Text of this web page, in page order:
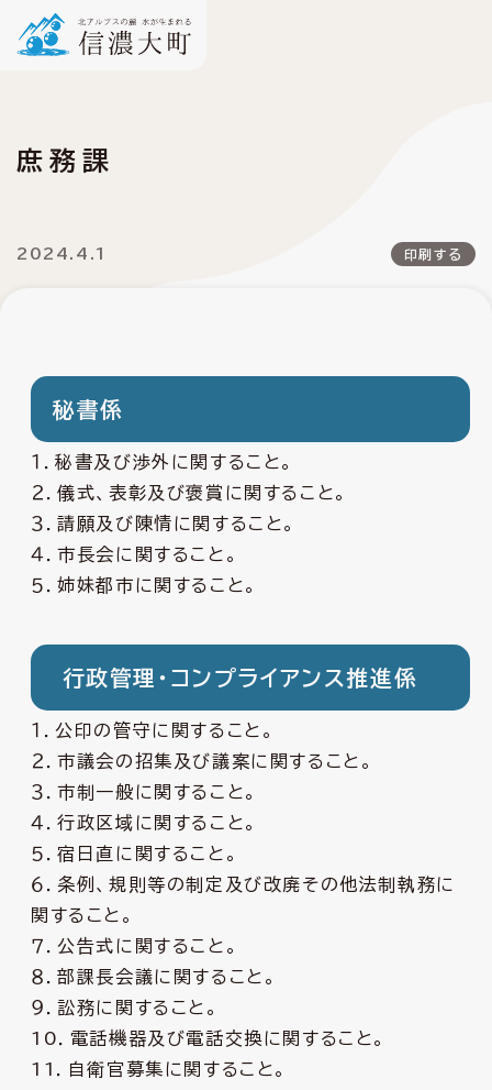
庶務課
2024.4.1 印刷する
秘書係
１．秘書及び渉外に関すること。
２．儀式、表彰及び褒賞に関すること。
３．請願及び陳情に関すること。
４．市長会に関すること。
５．姉妹都市に関すること。
行政管理・コンプライアンス推進係
１．公印の管守に関すること。
２．市議会の招集及び議案に関すること。
３．市制一般に関すること。
４．行政区域に関すること。
５．宿日直に関すること。
６．条例、規則等の制定及び改廃その他法制執務に
関すること。
７．公告式に関すること。
８．部課長会議に関すること。
９．訟務に関すること。
10．電話機器及び電話交換に関すること。
11．自衛官募集に関すること。